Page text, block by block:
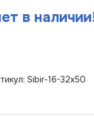
в
Sibir-16-32x50